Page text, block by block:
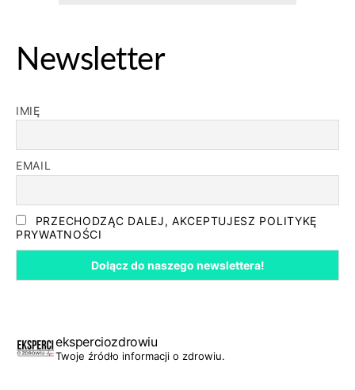
Newsletter
IMIĘ
EMAIL
PRZECHODZĄC DALEJ, AKCEPTUJESZ POLITYKĘ
PRYWATNOŚCI
eksperciozdrowiu
Twoje źródło informacji o zdrowiu.